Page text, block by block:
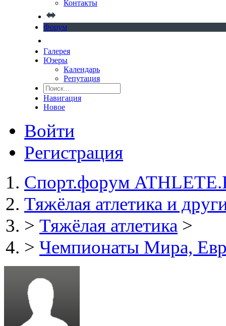
Контакты
Форум
Галерея
Юзеры
Календарь
Репутация
Навигация
Новое
Войти
Регистрация
Спорт.форум
Тяжёлая атлетика и
> Тяжёлая атлетика >
> Чемпионаты Мира,